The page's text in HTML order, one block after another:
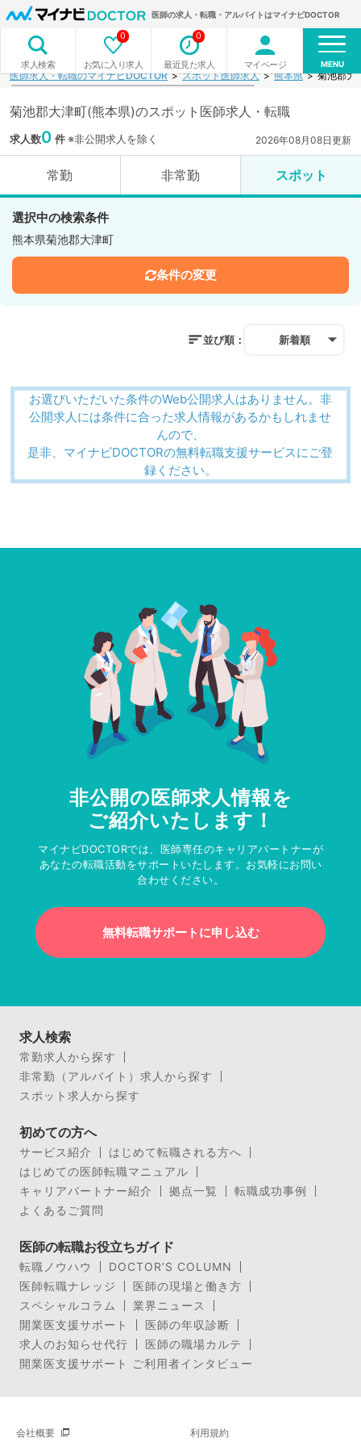
医師の求人・転職・アルバイトはマイナビDOCTOR
求人検索 お気に入り求人
0
最近見た求人
0
マイページ MENU
医師求人・転職のマイナビDOCTOR スポット医師求人 熊本県 菊池郡大
菊池郡大津町(熊本県)のスポット医師求人・転職
求人数0 件※非公開求人を除く 2026年08月08日更新
常勤 非常勤 スポット
選択中の検索条件
熊本県菊池郡大津町
条件の変更
並び順： 新着順
お選びいただいた条件のWeb公開求人はありません。非
公開求人には条件に合った求人情報があるかもしれませ
んので、
是非、マイナビDOCTORの無料転職支援サービスにご登
録ください。
非公開の医師求人情報を
ご紹介いたします！
マイナビDOCTORでは、医師専任のキャリアパートナーが
あなたの転職活動をサポートいたします。お気軽にお問い
合わせください。
無料転職サポートに申し込む
求人検索
常勤求人から探す
非常勤（アルバイト）求人から探す
スポット求人から探す
初めての方へ
サービス紹介
はじめて転職される方へ
はじめての医師転職マニュアル
キャリアパートナー紹介
拠点一覧
転職成功事例
よくあるご質問
医師の転職お役立ちガイド
転職ノウハウ
DOCTOR’S COLUMN
医師転職ナレッジ
医師の現場と働き方
スペシャルコラム
業界ニュース
開業医支援サポート
医師の年収診断
求人のお知らせ代行
医師の職場カルテ
開業医支援サポート ご利用者インタビュー
会社概要 利用規約